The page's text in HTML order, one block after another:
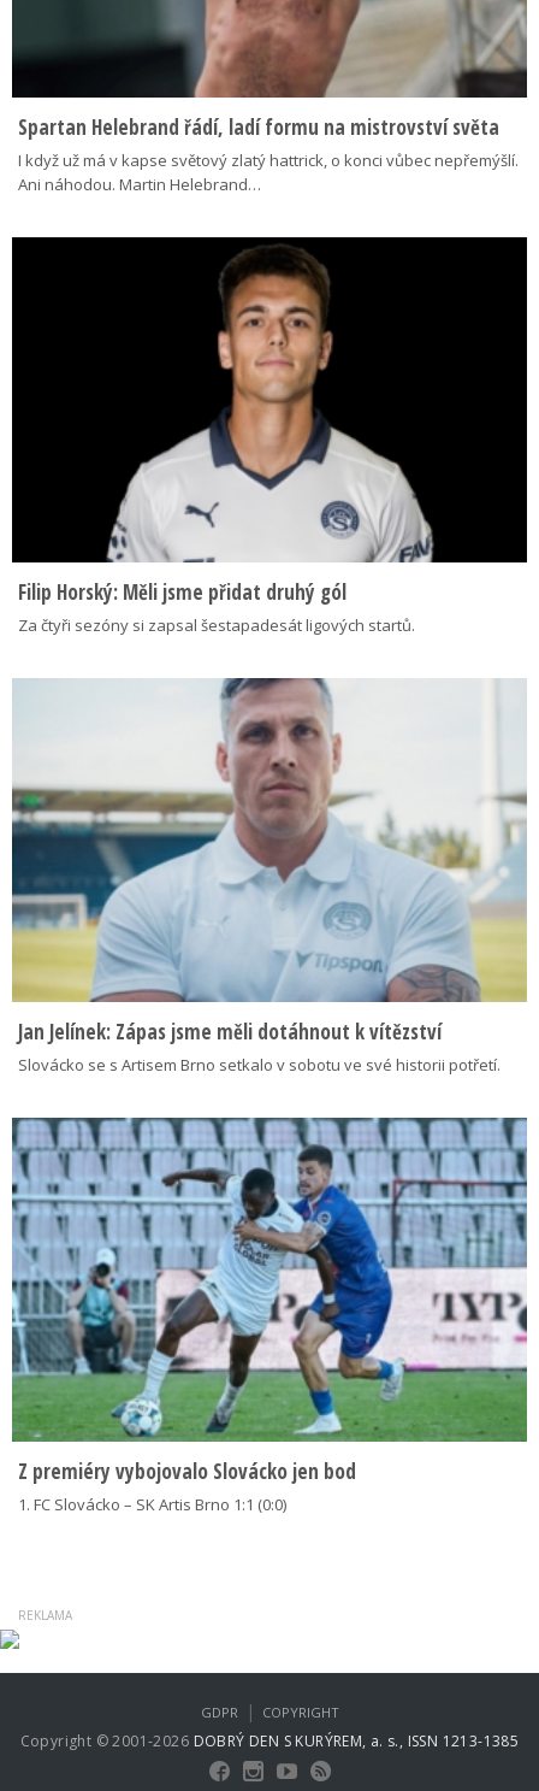
Spartan Helebrand řádí, ladí formu na mistrovství světa
I když už má v kapse světový zlatý hattrick, o konci vůbec nepřemýšlí.
Ani náhodou. Martin Helebrand…
Filip Horský: Měli jsme přidat druhý gól
Za čtyři sezóny si zapsal šestapadesát ligových startů.
Jan Jelínek: Zápas jsme měli dotáhnout k vítězství
Slovácko se s Artisem Brno setkalo v sobotu ve své historii potřetí.
Z premiéry vybojovalo Slovácko jen bod
1. FC Slovácko – SK Artis Brno 1:1 (0:0)
Copyright © 2001-2026 DOBRÝ DEN S KURÝREM, a. s., ISSN 1213-1385
GDPR | COPYRIGHT